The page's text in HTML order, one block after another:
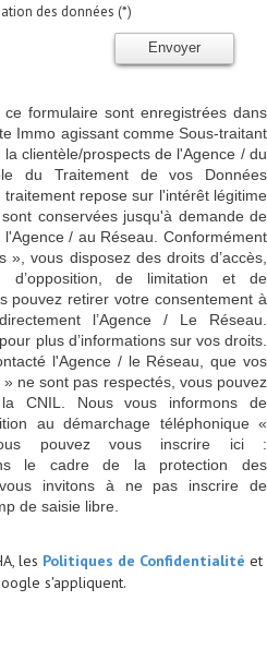
des données (*)
Envoyer
formulaire sont enregistrées dans
Immo agissant comme Sous-traitant
clientèle/prospects de l'Agence / du
du Traitement de vos Données
repose sur l'intérêt légitime
conservées jusqu'à demande de
/ au Réseau. Conformément
vous disposez des droits d’accès,
d’opposition, de limitation et de
pouvez retirer votre consentement à
l’Agence / Le Réseau.
pour plus d’informations sur vos droits.
l'Agence / le Réseau, que vos
ne sont pas respectés, vous pouvez
CNIL. Nous vous informons de
au démarchage téléphonique «
pouvez vous inscrire ici :
le cadre de la protection des
invitons à ne pas inscrire de
de saisie libre.
les Politiques de Confidentialité et
s'appliquent.